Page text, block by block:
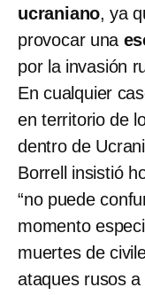
ucraniano, ya
provocar una
por la invasión
En cualquier
en territorio de
dentro de
Borrell insistió
“no puede
momento
muertes de
ataques rusos